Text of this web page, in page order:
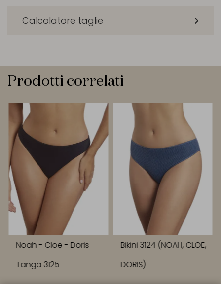
Calcolatore taglie
Prodotti correlati
Noah - Cloe - Doris
Tanga 3125
Bikini 3124 (NOAH, CLOE,
DORIS)